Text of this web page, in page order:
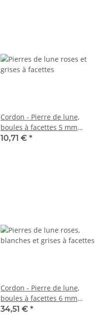
Cordon - Pierre de lune,
boules à facettes 5 mm
multicolore, 38,5 cm /5732
10,71 € *
Cordon - Pierre de lune,
boules à facettes 6 mm
multicolores, longueur 37,5
34,51 € *